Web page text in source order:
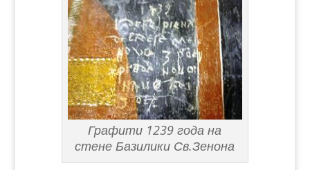
Графити 1239 года на
стене Базилики Св.Зенона